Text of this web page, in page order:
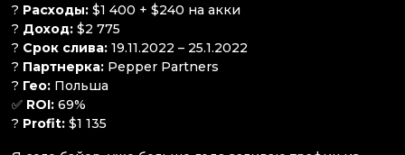
? Расходы: $1 400 + $240 на акки
? Доход: $2 775
? Срок слива: 19.11.2022 – 25.1.2022
? Партнерка: Pepper Partners
? Гео: Польша
✅ ROI: 69%
? Profit: $1 135